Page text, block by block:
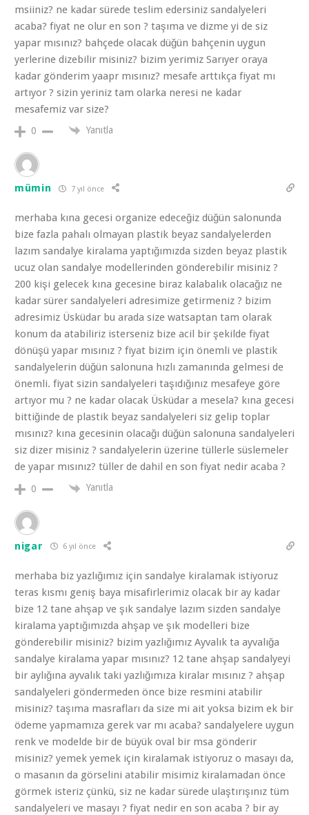
msiiniz? ne kadar sürede teslim edersiniz sandalyeleri
acaba? fiyat ne olur en son ? taşıma ve dizme yi de siz
yapar mısınız? bahçede olacak düğün bahçenin uygun
yerlerine dizebilir misiniz? bizim yerimiz Sarıyer oraya
kadar gönderim yaapr mısınız? mesafe arttıkça fiyat mı
artıyor ? sizin yeriniz tam olarka neresi ne kadar
mesafemiz var size?
0 Yanıtla
mümin 7 yıl önce
merhaba kına gecesi organize edeceğiz düğün salonunda
bize fazla pahalı olmayan plastik beyaz sandalyelerden
lazım sandalye kiralama yaptığımızda sizden beyaz plastik
ucuz olan sandalye modellerinden gönderebilir misiniz ?
200 kişi gelecek kına gecesine biraz kalabalık olacağız ne
kadar sürer sandalyeleri adresimize getirmeniz ? bizim
adresimiz Üsküdar bu arada size watsaptan tam olarak
konum da atabiliriz isterseniz bize acil bir şekilde fiyat
dönüşü yapar mısınız ? fiyat bizim için önemli ve plastik
sandalyelerin düğün salonuna hızlı zamanında gelmesi de
önemli. fiyat sizin sandalyeleri taşıdığınız mesafeye göre
artıyor mu ? ne kadar olacak Üsküdar a mesela? kına gecesi
bittiğinde de plastik beyaz sandalyeleri siz gelip toplar
mısınız? kına gecesinin olacağı düğün salonuna sandalyeleri
siz dizer misiniz ? sandalyelerin üzerine tüllerle süslemeler
de yapar mısınız? tüller de dahil en son fiyat nedir acaba ?
0 Yanıtla
nigar 6 yıl önce
merhaba biz yazlığımız için sandalye kiralamak istiyoruz
teras kısmı geniş baya misafirlerimiz olacak bir ay kadar
bize 12 tane ahşap ve şık sandalye lazım sizden sandalye
kiralama yaptığımızda ahşap ve şık modelleri bize
gönderebilir misiniz? bizim yazlığımız Ayvalık ta ayvalığa
sandalye kiralama yapar mısınız? 12 tane ahşap sandalyeyi
bir aylığına ayvalık taki yazlığımıza kiralar mısınız ? ahşap
sandalyeleri göndermeden önce bize resmini atabilir
misiniz? taşıma masrafları da size mi ait yoksa bizim ek bir
ödeme yapmamıza gerek var mı acaba? sandalyelere uygun
renk ve modelde bir de büyük oval bir msa gönderir
misiniz? yemek yemek için kiralamak istiyoruz o masayı da,
o masanın da görselini atabilir misimiz kiralamadan önce
görmek isteriz çünkü, siz ne kadar sürede ulaştırışınız tüm
sandalyeleri ve masayı ? fiyat nedir en son acaba ? bir ay